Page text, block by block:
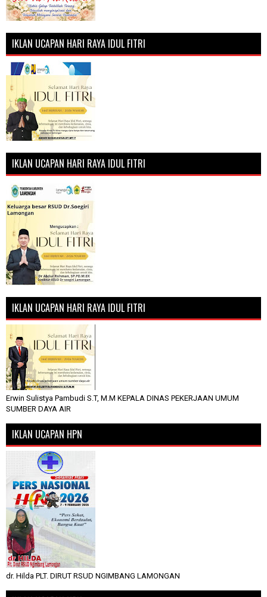
IKLAN UCAPAN HARI RAYA IDUL FITRI
IKLAN UCAPAN HARI RAYA IDUL FITRI
IKLAN UCAPAN HARI RAYA IDUL FITRI
Erwin Sulistya Pambudi S.T, M.M KEPALA DINAS PEKERJAAN UMUM
SUMBER DAYA AIR
IKLAN UCAPAN HPN
dr. Hilda PLT. DIRUT RSUD NGIMBANG LAMONGAN